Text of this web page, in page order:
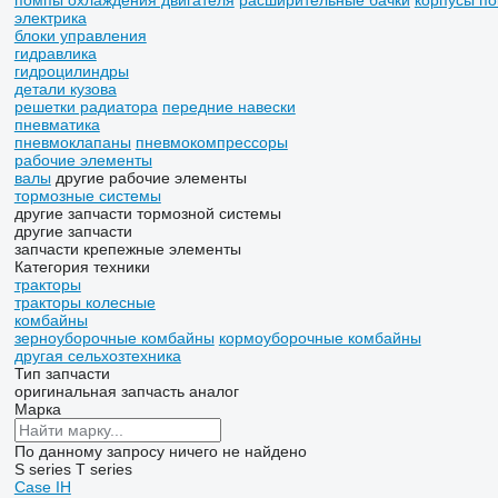
электрика
блоки управления
гидравлика
гидроцилиндры
детали кузова
решетки радиатора передние навески
пневматика
пневмоклапаны пневмокомпрессоры
рабочие элементы
валы другие рабочие элементы
тормозные системы
другие запчасти тормозной системы
другие запчасти
запчасти крепежные элементы
Категория техники
тракторы
тракторы колесные
комбайны
зерноуборочные комбайны кормоуборочные комбайны
другая сельхозтехника
Тип запчасти
оригинальная запчасть аналог
Марка
По данному запросу ничего не найдено
S series T series
Case IH